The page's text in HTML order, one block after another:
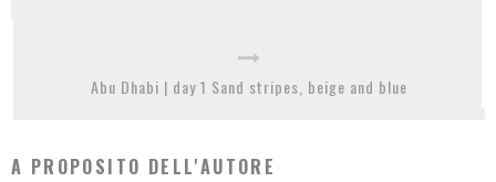
Abu Dhabi | day 1 Sand stripes, beige and blue
A PROPOSITO DELL'AUTORE